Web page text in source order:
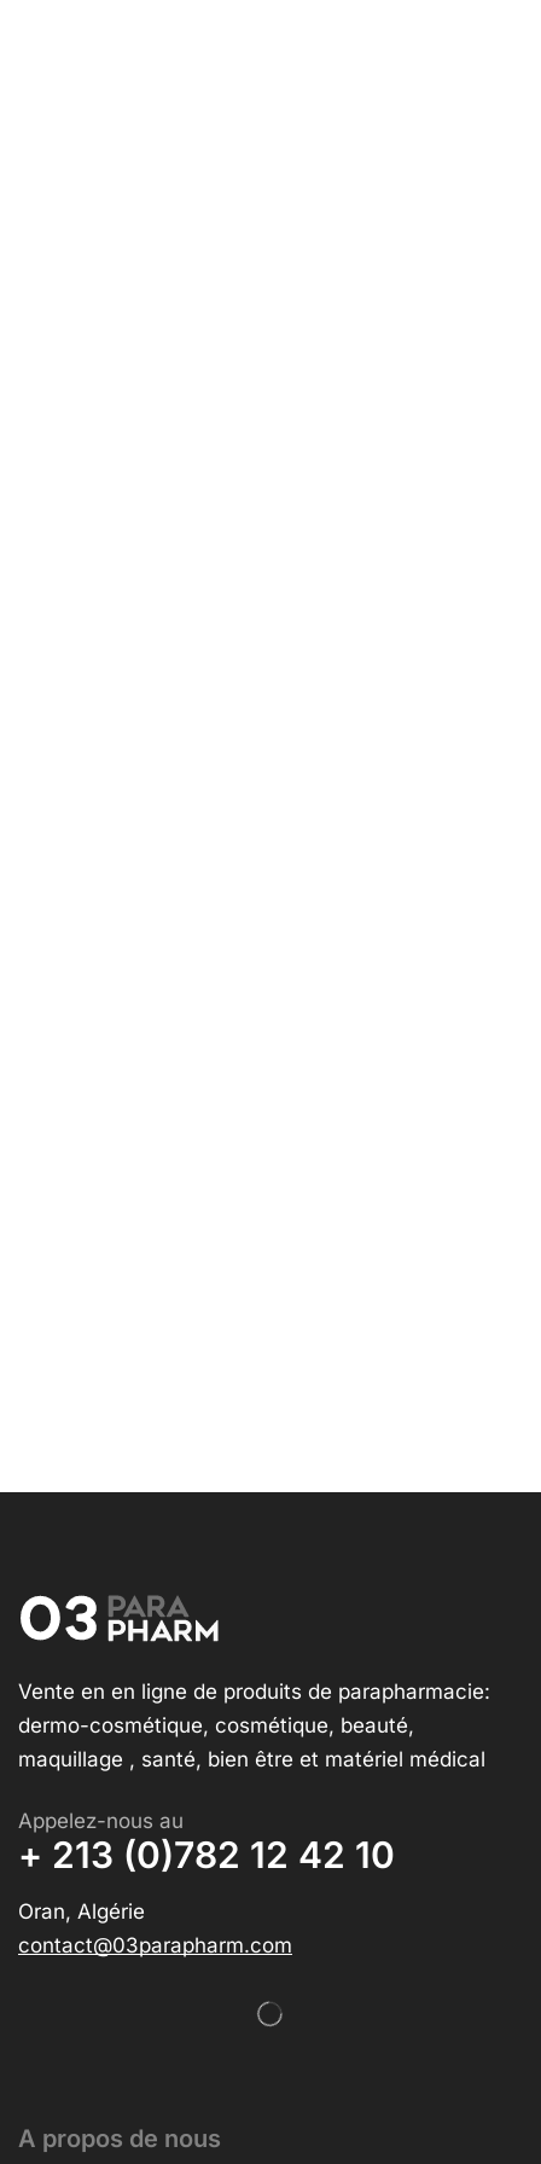
Vente en en ligne de produits de parapharmacie:
dermo-cosmétique, cosmétique, beauté,
maquillage , santé, bien être et matériel médical
Appelez-nous au
+ 213 (0)782 12 42 10
Oran, Algérie
contact@03parapharm.com
A propos de nous